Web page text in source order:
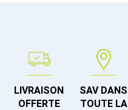
LIVRAISON
OFFERTE
SAV DANS
TOUTE LA